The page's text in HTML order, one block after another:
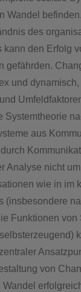
Wandel
des
kann den Erfolg
gefährden.
und
Systemtheorie
aus
Analyse nicht
wie in im
(insbesondere
Funktionen von
von